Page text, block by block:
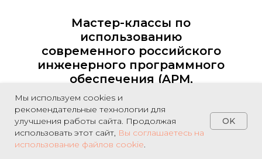
Мастер-классы по
использованию
современного российского
инженерного программного
обеспечения (APM,
FlowVision, Логос)
Мы используем cookies и
рекомендательные технологии для
улучшения работы сайта. Продолжая
использовать этот сайт, Вы соглашаетесь на
использование файлов cookie.
OK